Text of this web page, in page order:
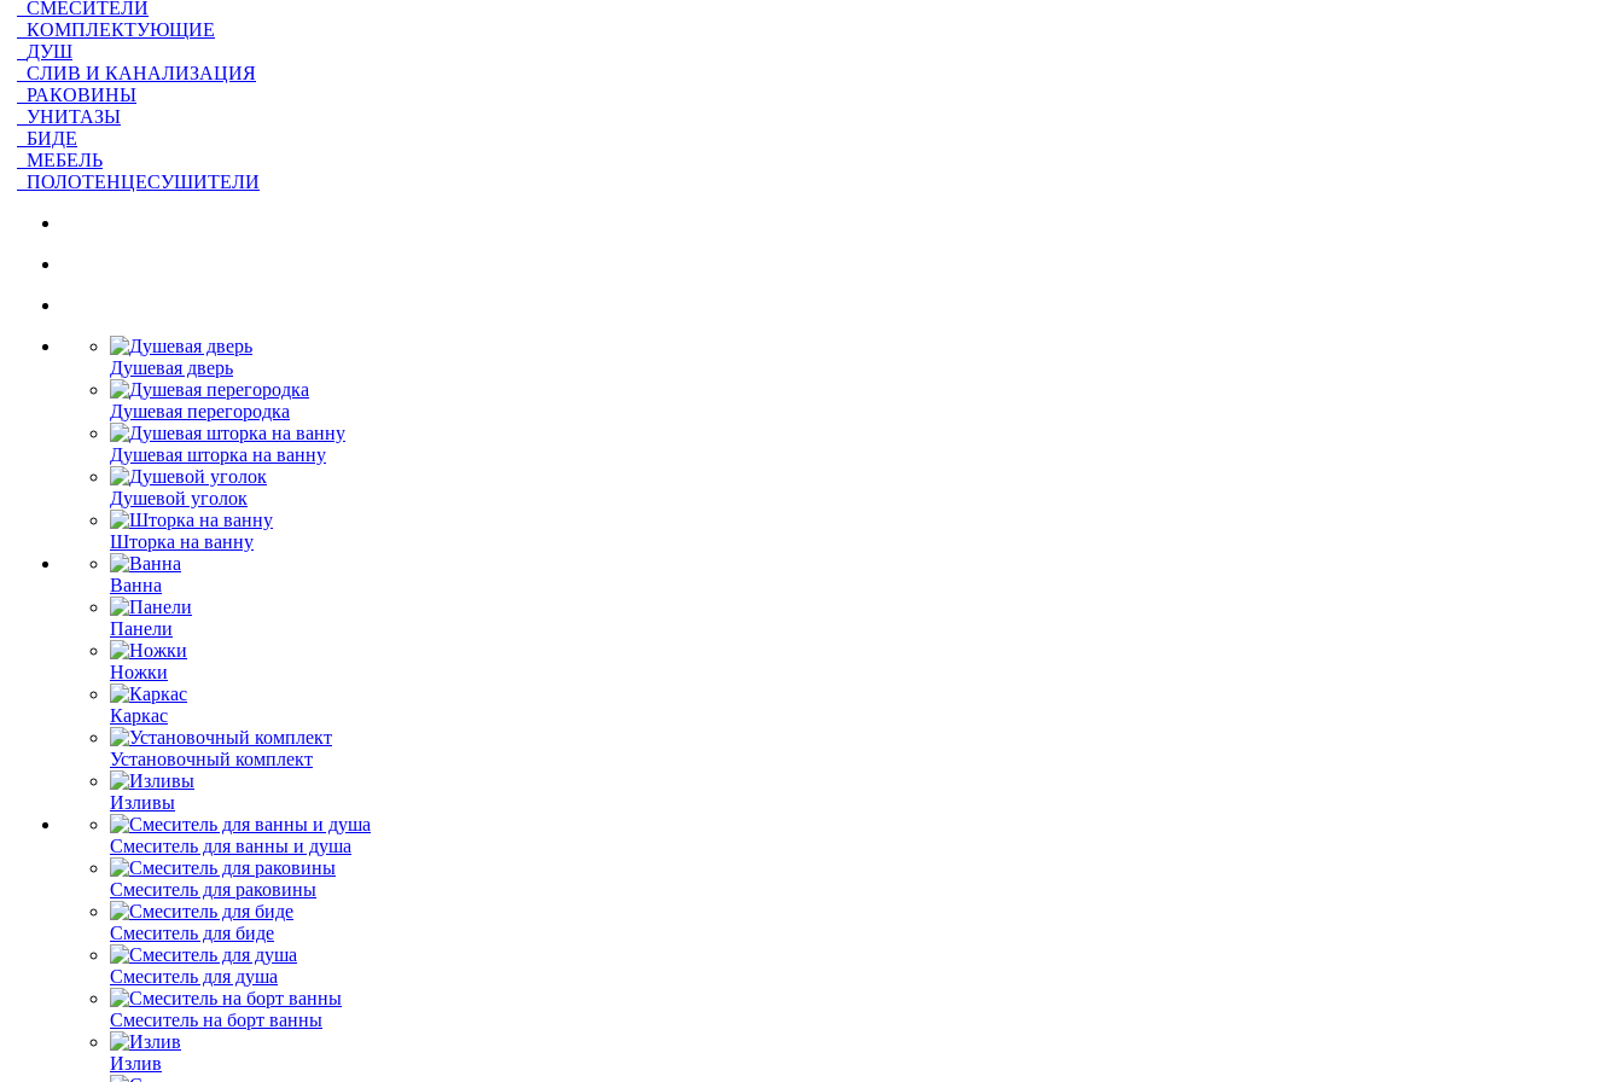
СМЕСИТЕЛИ
КОМПЛЕКТУЮЩИЕ
ДУШ
СЛИВ И КАНАЛИЗАЦИЯ
РАКОВИНЫ
УНИТАЗЫ
БИДЕ
МЕБЕЛЬ
ПОЛОТЕНЦЕСУШИТЕЛИ
Душевая дверь
Душевая перегородка
Душевая шторка на ванну
Душевой уголок
Шторка на ванну
Ванна
Панели
Ножки
Каркас
Установочный комплект
Изливы
Смеситель для ванны и душа
Смеситель для раковины
Смеситель для биде
Смеситель для душа
Смеситель на борт ванны
Излив